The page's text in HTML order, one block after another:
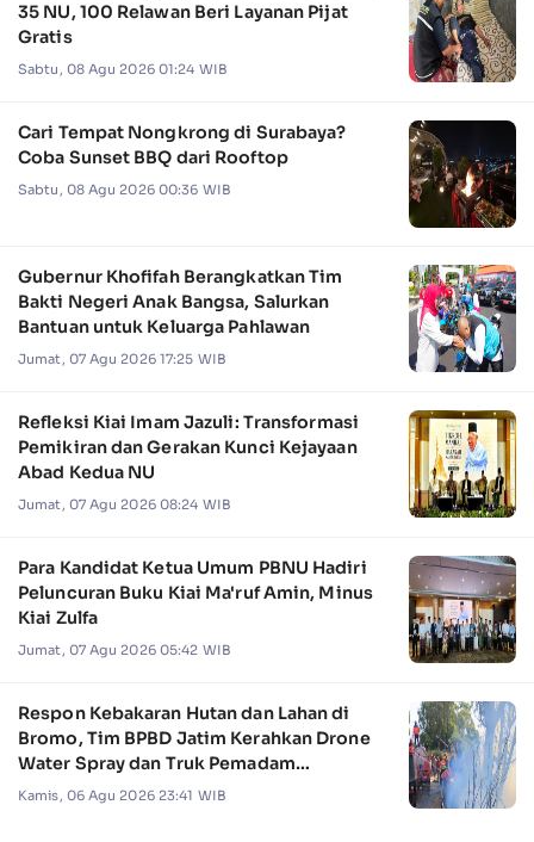
35 NU, 100 Relawan Beri Layanan Pijat
Gratis
Sabtu, 08 Agu 2026 01:24 WIB
Cari Tempat Nongkrong di Surabaya?
Coba Sunset BBQ dari Rooftop
Sabtu, 08 Agu 2026 00:36 WIB
Gubernur Khofifah Berangkatkan Tim
Bakti Negeri Anak Bangsa, Salurkan
Bantuan untuk Keluarga Pahlawan
Jumat, 07 Agu 2026 17:25 WIB
Refleksi Kiai Imam Jazuli: Transformasi
Pemikiran dan Gerakan Kunci Kejayaan
Abad Kedua NU
Jumat, 07 Agu 2026 08:24 WIB
Para Kandidat Ketua Umum PBNU Hadiri
Peluncuran Buku Kiai Ma'ruf Amin, Minus
Kiai Zulfa
Jumat, 07 Agu 2026 05:42 WIB
Respon Kebakaran Hutan dan Lahan di
Bromo, Tim BPBD Jatim Kerahkan Drone
Water Spray dan Truk Pemadam
Kebakaran
Kamis, 06 Agu 2026 23:41 WIB